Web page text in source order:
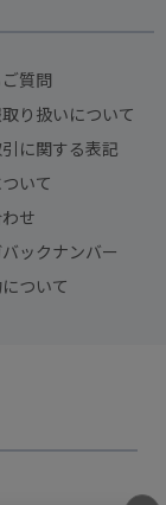
質問
り扱いについて
に関する表記
いて
せ
ックナンバー
ついて